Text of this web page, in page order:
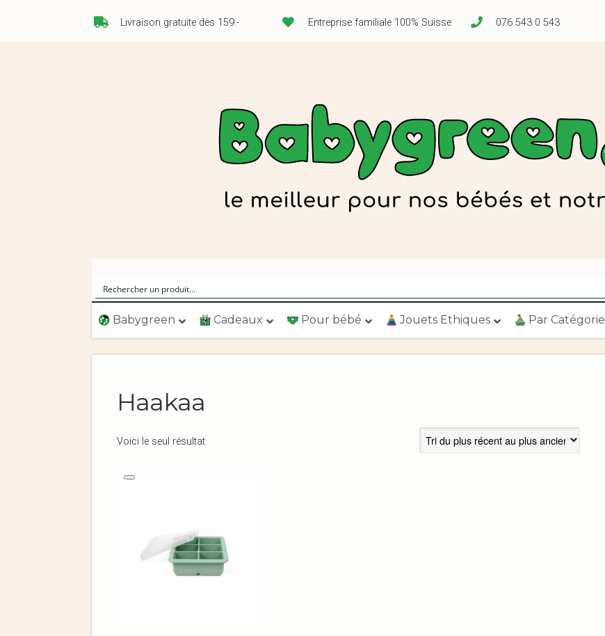
Livraison gratuite dès 159.- Entreprise familiale 100% Suisse 076 543 0 543
Babygreen Cadeaux Pour bébé Jouets Ethiques Par Catégorie
Haakaa
Voici le seul résultat